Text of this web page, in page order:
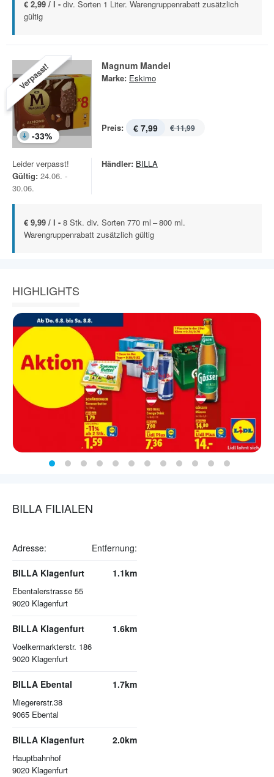
€ 2,99 / l - div. Sorten 1 Liter. Warengruppenrabatt zusätzlich
gültig
Verpasst!
-33%
Magnum Mandel
Marke: Eskimo
Preis: € 7,99 € 11,99
Leider verpasst!
Gültig: 24.06. -
30.06.
Händler: BILLA
€ 9,99 / l - 8 Stk. div. Sorten 770 ml – 800 ml.
Warengruppenrabatt zusätzlich gültig
HIGHLIGHTS
BILLA FILIALEN
Adresse: Entfernung:
BILLA Klagenfurt
Ebentalerstrasse 55
9020 Klagenfurt
1.1km
BILLA Klagenfurt
Voelkermarkterstr. 186
9020 Klagenfurt
1.6km
BILLA Ebental
Miegererstr.38
9065 Ebental
1.7km
BILLA Klagenfurt
Hauptbahnhof
9020 Klagenfurt
2.0km